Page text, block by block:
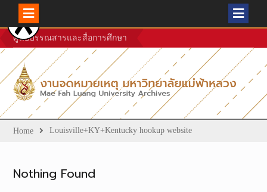
Skip
to
content
ศูนย์บรรณสารและสื่อการศึกษา
Home Louisville+KY+Kentucky hookup website
Nothing Found